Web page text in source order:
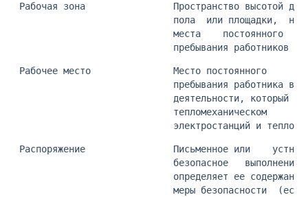
Рабочая зона                Пространство высотой до
пола  или площадки,  на
места    постоянного
                             пребывания работников
Рабочее место               Место постоянного
пребывания работника в
деятельности, который
тепломеханическом
электростанций и
Распоряжение                Письменное или
безопасное   выполнение
определяет ее
меры безопасности